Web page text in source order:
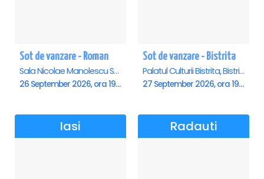
Sot de vanzare - Roman
Sala Nicolae Manolescu Strunga (Sala de festivitati a Primariei Roman), Roman
26 September 2026, ora 19:00
Sot de vanzare - Bistrita
Palatul Culturii Bistrita, Bistrita
27 September 2026, ora 19:00
Iasi Radauti